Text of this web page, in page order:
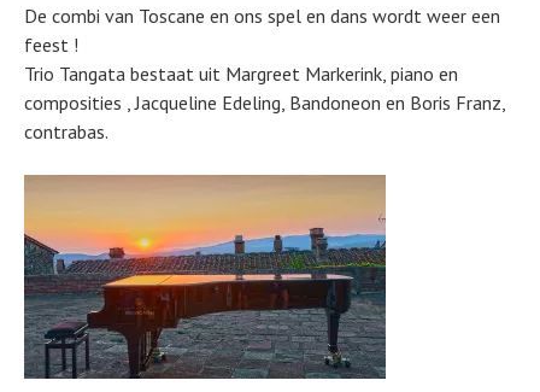
De combi van Toscane en ons spel en dans wordt weer een
feest !
Trio Tangata bestaat uit Margreet Markerink, piano en
composities , Jacqueline Edeling, Bandoneon en Boris Franz,
contrabas.